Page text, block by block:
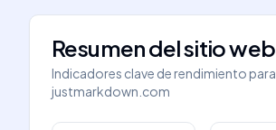
Resumen del sitio web
Indicadores clave de rendimiento para
justmarkdown.com